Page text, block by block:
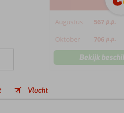
Augustus 567 p.p.
Oktober 706 p.p.
Bekijk
Vlucht